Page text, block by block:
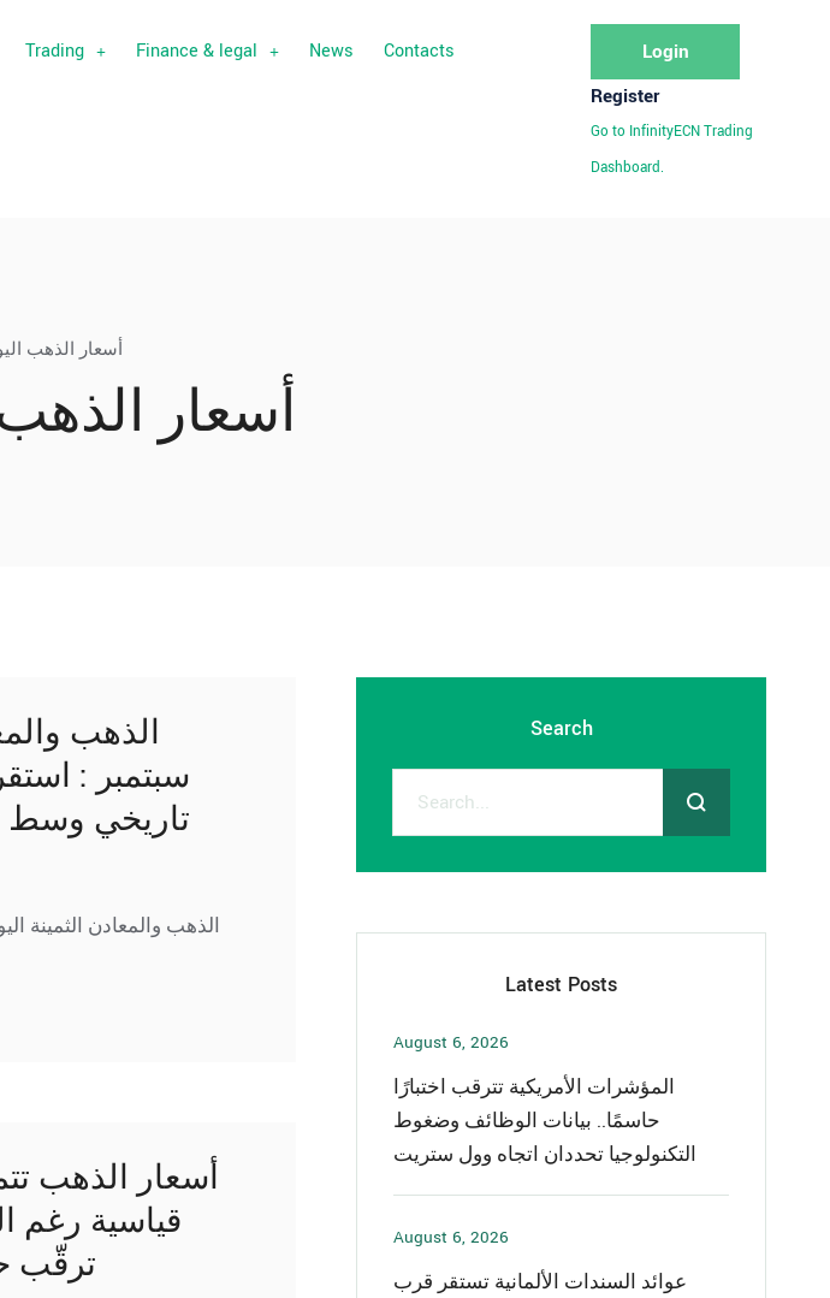
Trading Finance & legal News Contacts
Login
Register
Go to InfinityECN Trading
Dashboard.
أسعار الذهب
أسعار
سبتمبر :
تاريخي وسط
أسعار الذهب
قياسية رغم
ترقّب
Search
Latest Posts
August 6, 2026
المؤشرات الأمريكية تترقب اختبارًا
حاسمًا.. بيانات الوظائف وضغوط
التكنولوجيا تحددان اتجاه وول ستريت
August 6, 2026
عوائد السندات الألمانية تستقر قرب